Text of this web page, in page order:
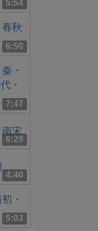
5:54
6:50
秋
7:47
・
・
6:29
宋
4:40
5:03
・